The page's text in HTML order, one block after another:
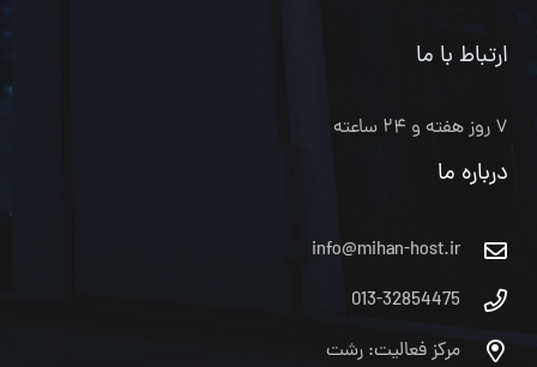
ارتباط با ما
۷ روز هفته و ۲۴ ساعته
درباره ما
info@mihan-host.ir
013-32854475
مرکز فعالیت: رشت